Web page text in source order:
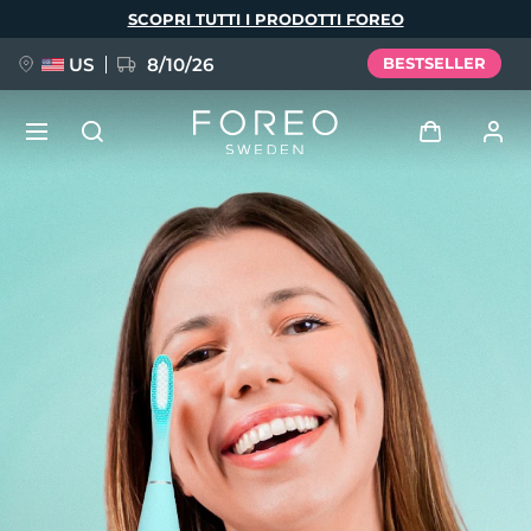
SCOPRI TUTTI I PRODOTTI FOREO
US 8/10/26 BESTSELLER
Profilo utente
I miei dispositivi
I miei ordini
I miei indirizzi
I miei abbonamenti
FAQ™ Pure Beauty-Tech Elixir
BREAKING NEWS
issa™ Teeth Whitening Set
Deutsch
Español
Français
Italiano
Português
Svenska
Русский
简体中文 繁體中文